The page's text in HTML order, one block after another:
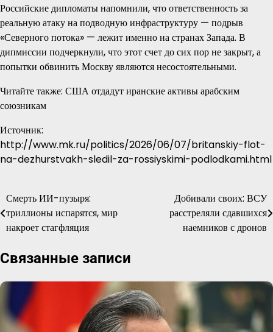
Российские дипломаты напомнили, что ответственность за
реальную атаку на подводную инфраструктуру — подрыв
«Северного потока» — лежит именно на странах Запада. В
дипмиссии подчеркнули, что этот счет до сих пор не закрыт, а
попытки обвинить Москву являются несостоятельными.
Читайте также: США отдадут иранские активы арабским
союзникам
Источник:
http://www.mk.ru/politics/2026/06/07/britanskiy-flot-
na-dezhurstvakh-sledil-za-rossiyskimi-podlodkami.html
Навигация
по
Смерть ИИ-пузыря:
триллионы испарятся, мир
накроет стагфляция
Добивали своих: ВСУ
расстреляли сдавшихся
наемников с дронов
Связанные записи